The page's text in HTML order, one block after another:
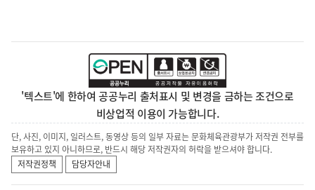
'텍스트'에 한하여 공공누리 출처표시 및 변경을 금하는 조건으로
비상업적 이용이 가능합니다.
단, 사진, 이미지, 일러스트, 동영상 등의 일부 자료는 문화체육관광부가 저작권 전부를
보유하고 있지 아니하므로, 반드시 해당 저작권자의 허락을 받으셔야 합니다.
저작권정책
담당자안내